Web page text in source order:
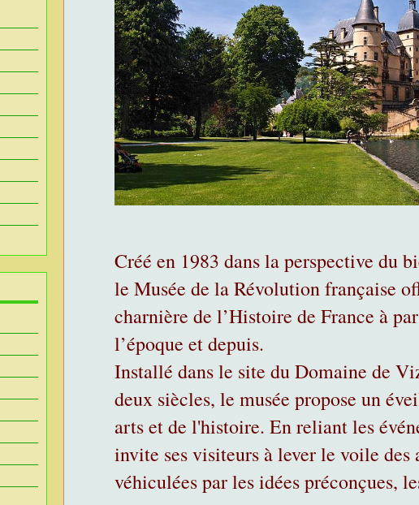
Créé en 1983 dans la perspective du
le Musée de la Révolution française
charnière de l’Histoire de France à
l’époque et depuis.
Installé dans le site du Domaine de
deux siècles, le musée propose un
arts et de l'histoire. En reliant les
invite ses visiteurs à lever le voile des
véhiculées par les idées préconçues,